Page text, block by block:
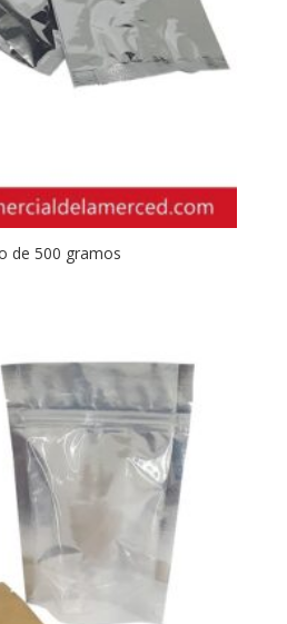
de 500 gramos